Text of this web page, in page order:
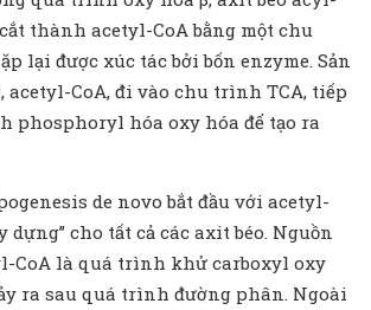
thành acetyl-CoA bằng một chu
lại được xúc tác bởi bốn enzyme. Sản
acetyl-CoA, đi vào chu trình TCA, tiếp
phosphoryl hóa oxy hóa để tạo ra
de novo bắt đầu với acetyl-
dựng” cho tất cả các axit béo. Nguồn
CoA là quá trình khử carboxyl oxy
ra sau quá trình đường phân. Ngoài